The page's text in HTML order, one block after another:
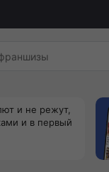
и не режут,
и в первый